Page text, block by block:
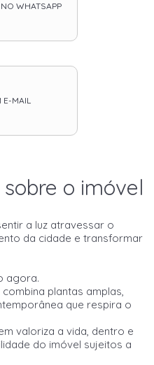
WHATSAPP
E-MAIL
o imóvel
a luz atravessar o
da cidade e transformar
agora.
plantas amplas,
que respira o
valoriza a vida, dentro e
do imóvel sujeitos a